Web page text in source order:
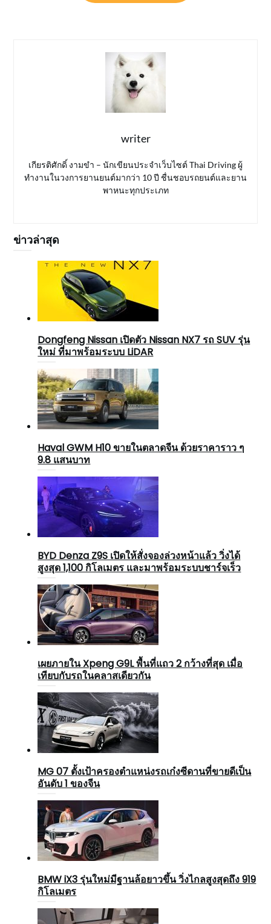
writer
เกียรติศักดิ์ งามขำ – นักเขียนประจำเว็บไซต์ Thai Driving ผู้
ทำงานในวงการยานยนต์มากว่า 10 ปี ชื่นชอบรถยนต์และยาน
พาหนะทุกประเภท
ข่าวล่าสุด
Dongfeng Nissan เปิดตัว Nissan NX7 รถ SUV รุ่น
ใหม่ ที่มาพร้อมระบบ LiDAR
Haval GWM H10 ขายในตลาดจีน ด้วยราคาราว ๆ
9.8 แสนบาท
BYD Denza Z9S เปิดให้สั่งจองล่วงหน้าแล้ว วิ่งได้
สูงสุด 1,100 กิโลเมตร และมาพร้อมระบบชาร์จเร็ว
เผยภายใน Xpeng G9L พื้นที่แถว 2 กว้างที่สุด เมื่อ
เทียบกับรถในคลาสเดียวกัน
MG 07 ตั้งเป้าครองตำแหน่งรถเก๋งซีดานที่ขายดีเป็น
อันดับ 1 ของจีน
BMW iX3 รุ่นใหม่มีฐานล้อยาวขึ้น วิ่งไกลสูงสุดถึง 919
กิโลเมตร